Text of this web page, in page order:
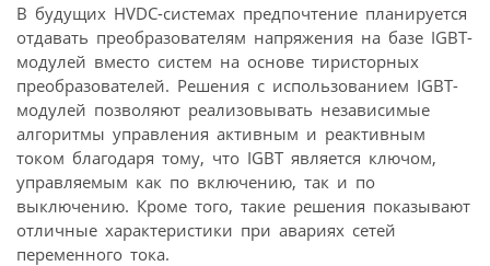
В будущих HVDC-системах предпочтение планируется
отдавать преобразователям напряжения на базе IGBT-
модулей вместо систем на основе тиристорных
преобразователей. Решения с использованием IGBT-
модулей позволяют реализовывать независимые
алгоритмы управления активным и реактивным
током благодаря тому, что IGBT является ключом,
управляемым как по включению, так и по
выключению. Кроме того, такие решения показывают
отличные характеристики при авариях сетей
переменного тока.